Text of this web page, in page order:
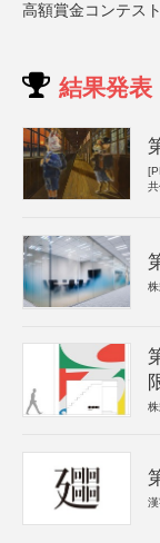
高額賞金コンテス
結果発表